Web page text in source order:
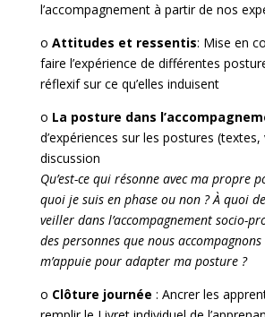
l’accompagnement à partir de nos
o Attitudes et ressentis: Mise en
faire l’expérience de différentes
réflexif sur ce qu’elles induisent
o La posture dans
d’expériences sur les postures
discussion
Qu’est-ce qui résonne avec ma propre
quoi je suis en phase ou non ? À quoi
veiller dans l’accompagnement socio-
des personnes que nous
m’appuie pour adapter ma posture ?
o Clôture journée : Ancrer les